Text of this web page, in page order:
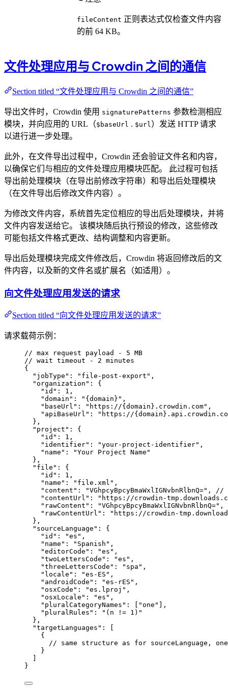
fileContent 正则表达式仅检查文件内容
的前 64 KB。
文件处理应用与 Crowdin 之间的通信
Section titled “文件处理应用与 Crowdin 之间的通信”
导出文件时，Crowdin 使用 signaturePatterns 参数检测相应
模块，并向应用的 URL（$baseUrl . $url ）发送 HTTP 请求
以进行进一步处理。
此外，在文件导出过程中，Crowdin 还会验证文件名和内容，
以确保它们与相应的文件处理应用模块匹配。 此过程可包括
导出前处理模块（在导出前修改字符串）和导出后处理模块
（在文件导出后修改文件内容）。
为修改文件内容，系统首先定位相应的导出后处理模块，并将
文件内容发送给它。 该模块随后执行预设的修改，这些修改
可能包括文件格式更改、结构调整和内容更新。
导出后处理模块完成文件修改后，Crowdin 将返回修改后的文
件内容，以及新的文件名或扩展名（如适用）。
向文件处理应用发送的请求
Section titled “向文件处理应用发送的请求”
请求载荷示例：
// max request payload - 5 MB
// wait timeout - 2 minutes
{
"jobType" : " file-post-export " ,
"organization" : {
"id" : 1 ,
"domain" : " {domain} " ,
"baseUrl" : " https://{domain}.crowdin.com" ,
"apiBaseUrl" : " https://
},
"project" : {
"id" : 1 ,
"identifier" : "your-project-identifier" ,
"name" : "Your Project Name "
},
"file" : {
"id" : 1 ,
"name" : " file.xml " ,
"content" : "VGhpcyBpcyBmaWxlIGNvbnRlbnQ=" , //
"contentUrl" : " https://crowdin-
"rawContent" : "VGhpcyBpcyBmaWxlIGNvbnRlbnQ=" ,
"rawContentUrl" : " https://crowdin-
},
"sourceLanguage" : {
"id" : "es " ,
"name" : " Spanish " ,
"editorCode" : "es " ,
"twoLettersCode" : "es " ,
"threeLettersCode" : " spa " ,
"locale" : "es-ES " ,
"androidCode" : "es-rES " ,
"osxCode" : "es.lproj " ,
"osxLocale" : "es " ,
"pluralCategoryNames" : [ "one "
],
"pluralRules" : " (n != 1) "
},
"targetLanguages" : [
{
// same structure as for sourceLanguage,
}
}